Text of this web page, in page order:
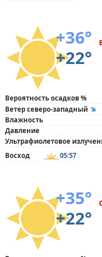
+36°
+22°
Вероятность осадков %
Ветер северо-западный
Влажность
Давление
Ультрафиолетовое
Восход
05:57
+35°
+22°